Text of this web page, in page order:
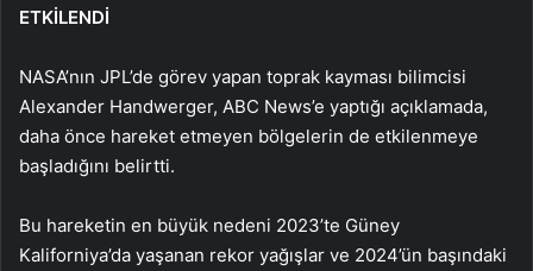
ETKİLENDİ
NASA’nın JPL’de görev yapan toprak kayması bilimcisi
Alexander Handwerger, ABC News’e yaptığı açıklamada,
daha önce hareket etmeyen bölgelerin de etkilenmeye
başladığını belirtti.
Bu hareketin en büyük nedeni 2023’te Güney
Kaliforniya’da yaşanan rekor yağışlar ve 2024’ün başındaki